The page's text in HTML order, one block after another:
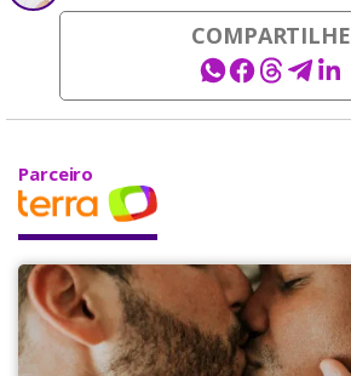
COMPARTILHE
Parceiro